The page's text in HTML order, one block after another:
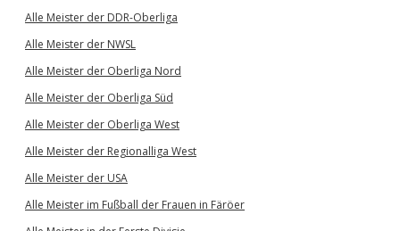
Alle Meister der DDR-Oberliga
Alle Meister der NWSL
Alle Meister der Oberliga Nord
Alle Meister der Oberliga Süd
Alle Meister der Oberliga West
Alle Meister der Regionalliga West
Alle Meister der USA
Alle Meister im Fußball der Frauen in Färöer